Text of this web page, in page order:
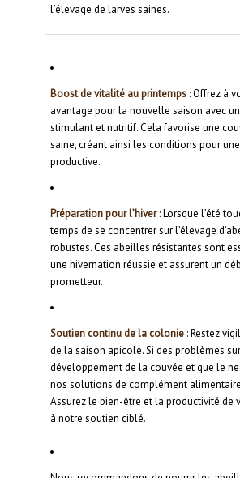
l’élevage de larves saines.
Boost de vitalité au printemps: Offrez à
avantage pour la nouvelle saison avec
stimulant et nutritif. Cela favorise une
saine, créant ainsi les conditions pour
productive.
Préparation pour l’hiver: Lorsque l’été
temps de se concentrer sur l’élevage
robustes. Ces abeilles résistantes sont
une hivernation réussie et assurent un
prometteur.
Soutien continu de la colonie: Restez
de la saison apicole. Si des problèmes
développement de la couvée et que le
nos solutions de complément
Assurez le bien-être et la productivité de
à notre soutien ciblé.